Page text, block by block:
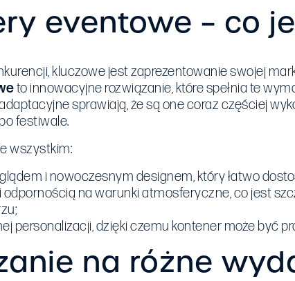
eventowe – co
kluczowe jest zaprezentowanie swojej
to innowacyjne rozwiązanie, które spełnia te
sprawiają, że są one coraz częściej
festiwale.
wszystkim:
i nowoczesnym designem, który łatwo
odpornością na warunki atmosferyczne, co jest
personalizacji, dzięki czemu kontener może być
na różne